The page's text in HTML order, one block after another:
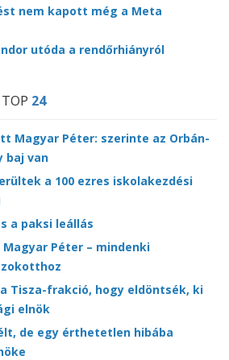
nem kapott még a Meta
utóda a rendőrhiányról
24
Magyar Péter: szerinte az Orbán-
baj van
a 100 ezres iskolakezdési
a paksi leállás
Péter – mindenki
Tisza-frakció, hogy eldöntsék, ki
elnök
de egy érthetetlen hibába